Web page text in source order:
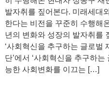
발자취를 짚어본다. 미래세대
한다는 비전을 꾸준히 수행해
년의 변화와 성장의 발자취를
‘사회혁신을 추구하는 글로벌
단’에서 ‘사회혁신을 추구하
능한 사회변화를 이끄는 […]